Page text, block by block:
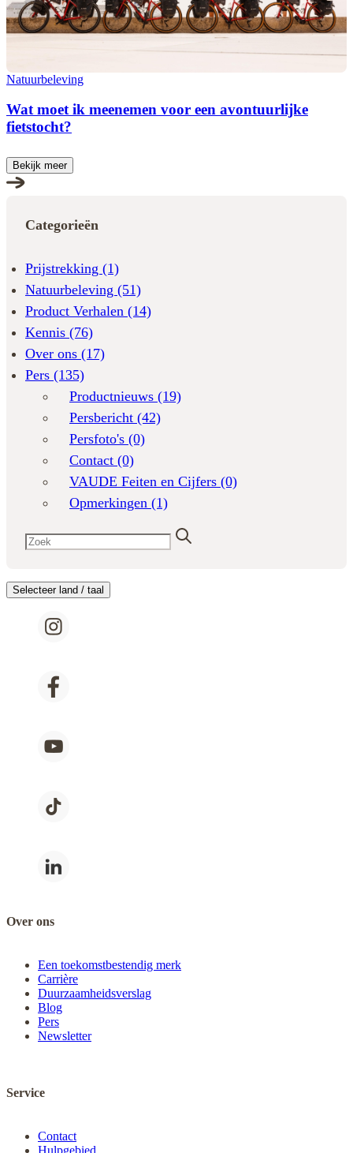
Natuurbeleving
Wat moet ik meenemen voor een avontuurlijke
fietstocht?
Bekijk meer
Categorieën
Prijstrekking (1)
Natuurbeleving (51)
Product Verhalen (14)
Kennis (76)
Over ons (17)
Pers (135)
Productnieuws (19)
Persbericht (42)
Persfoto's (0)
Contact (0)
VAUDE Feiten en Cijfers (0)
Opmerkingen (1)
Selecteer land / taal
Over ons
Een toekomstbestendig merk
Carrière
Duurzaamheidsverslag
Blog
Pers
Newsletter
Service
Contact
Hulpgebied